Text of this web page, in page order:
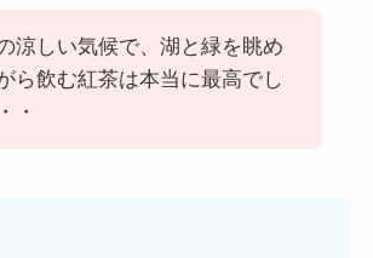
涼しい気候で、湖と緑を眺め
ら飲む紅茶は本当に最高でし
・